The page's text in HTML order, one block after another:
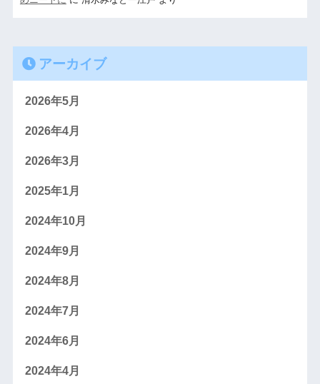
アーカイブ
2026年5月
2026年4月
2026年3月
2025年1月
2024年10月
2024年9月
2024年8月
2024年7月
2024年6月
2024年4月